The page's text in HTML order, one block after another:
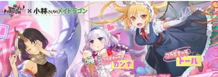
ピックアップ
電ファミのいま読まれている記事ランキング
アプリセール情報